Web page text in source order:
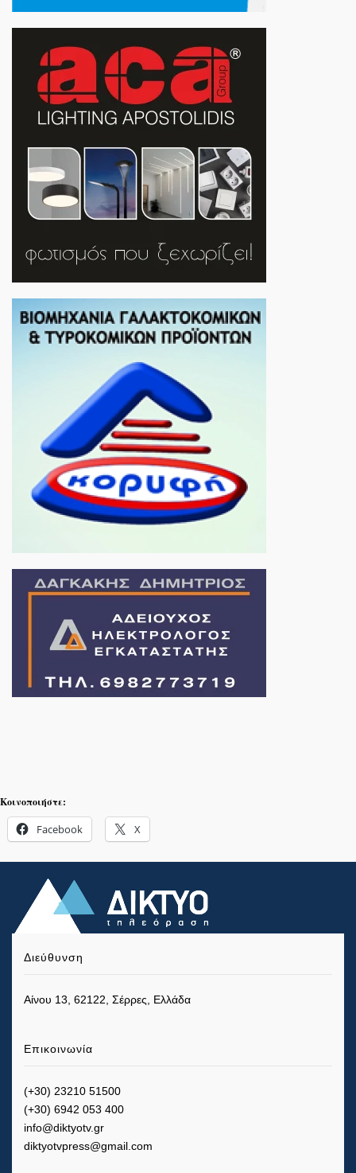
Κοινοποιήστε:
Facebook X
Διεύθυνση
Αίνου 13, 62122, Σέρρες, Ελλάδα
Επικοινωνία
(+30) 23210 51500
(+30) 6942 053 400
info@diktyotv.gr
diktyotvpress@gmail.com